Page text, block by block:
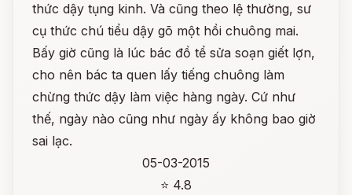
thức dậy tụng kinh. Và cũng theo lệ thường, sư
cụ thức chú tiểu dậy gõ một hồi chuông mai.
Bấy giờ cũng là lúc bác đồ tể sửa soạn giết lợn,
cho nên bác ta quen lấy tiếng chuông làm
chừng thức dậy làm việc hàng ngày. Cứ như
thế, ngày nào cũng như ngày ấy không bao giờ
sai lạc.
05-03-2015
⭐ 4.8